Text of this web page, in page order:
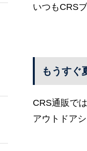
いつもCRS
もうすぐ
CRS通販で
アウトドア